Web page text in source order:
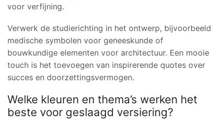
voor verfijning.
Verwerk de studierichting in het ontwerp, bijvoorbeeld
medische symbolen voor geneeskunde of
bouwkundige elementen voor architectuur. Een mooie
touch is het toevoegen van inspirerende quotes over
succes en doorzettingsvermogen.
Welke kleuren en thema’s werken het
beste voor geslaagd versiering?